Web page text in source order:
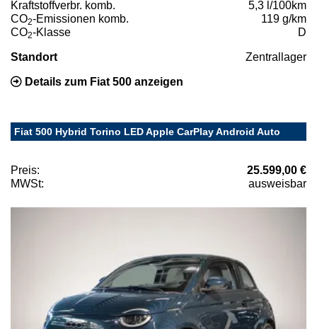
Kraftstoffverbr. komb.
5,3 l/100km
CO2-Emissionen komb.
119 g/km
CO2-Klasse D
Standort Zentrallager
Details zum Fiat 500 anzeigen
Fiat 500 Hybrid Torino LED Apple CarPlay Android Auto
Preis:
25.599,00 €
MWSt:
ausweisbar